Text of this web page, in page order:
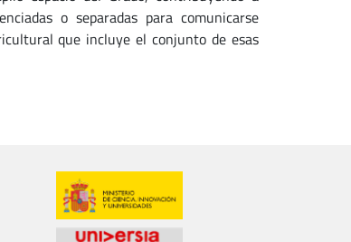
o separadas para comunicarse
que incluye el conjunto de esas